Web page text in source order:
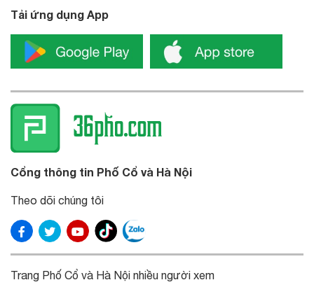
Tải ứng dụng App
Cổng thông tin Phố Cổ và Hà Nội
Theo dõi chúng tôi
Trang Phố Cổ và Hà Nội nhiều người xem